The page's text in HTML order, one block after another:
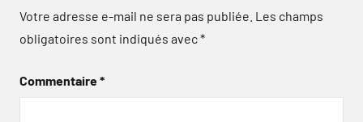
Votre adresse e-mail ne sera pas publiée. Les champs
obligatoires sont indiqués avec*
Commentaire*